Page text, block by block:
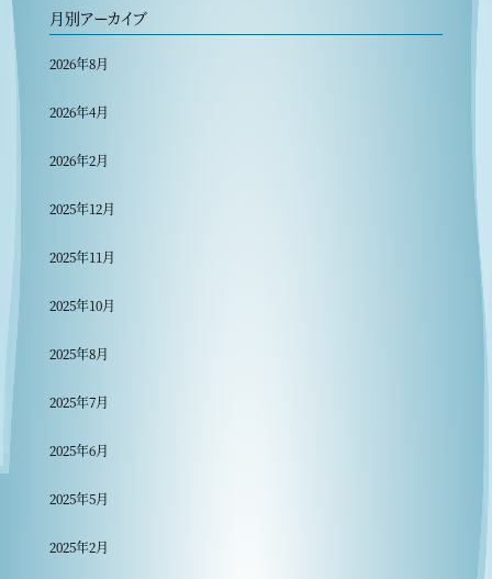
月別アーカイブ
2026年8月
2026年4月
2026年2月
2025年12月
2025年11月
2025年10月
2025年8月
2025年7月
2025年6月
2025年5月
2025年2月